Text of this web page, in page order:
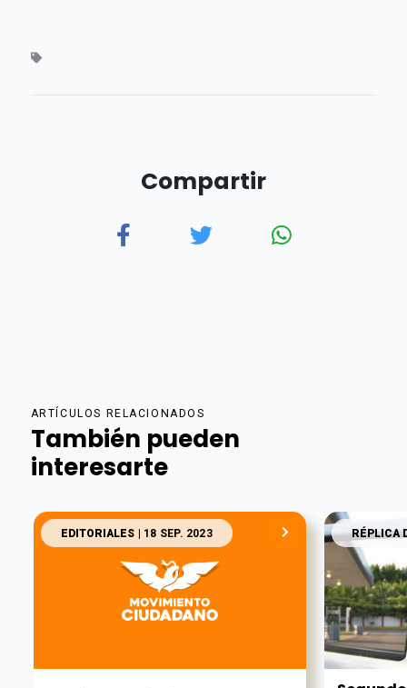
Compartir
ARTÍCULOS RELACIONADOS
También pueden
interesarte
EDITORIALES | 18 SEP. 2023 RÉPLICA